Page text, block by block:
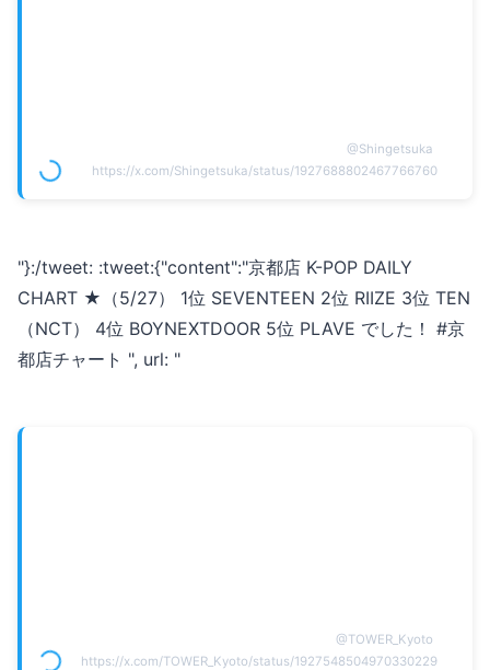
@Shingetsuka
https://x.com/Shingetsuka/status/1927688802467766760
"}:/tweet: :tweet:{"content":"京都店 K-POP DAILY
CHART ★（5/27） 1位 SEVENTEEN 2位 RIIZE 3位 TEN
（NCT） 4位 BOYNEXTDOOR 5位 PLAVE でした！ #京
都店チャート ", url: "
@TOWER_Kyoto
https://x.com/TOWER_Kyoto/status/1927548504970330229